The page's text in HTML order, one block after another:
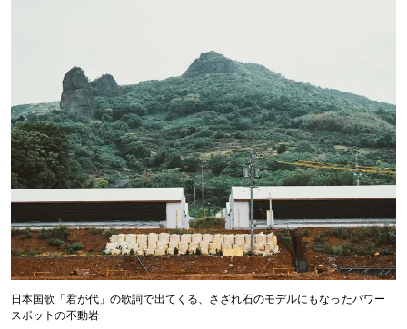
日本国歌「君が代」の歌詞で出てくる、さざれ石のモデルにもなったパワー
スポットの不動岩